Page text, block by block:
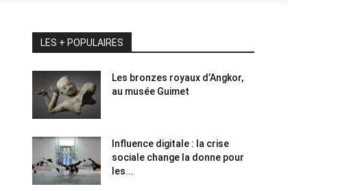
LES + POPULAIRES
Les bronzes royaux d’Angkor,
au musée Guimet
Influence digitale : la crise
sociale change la donne pour
les...